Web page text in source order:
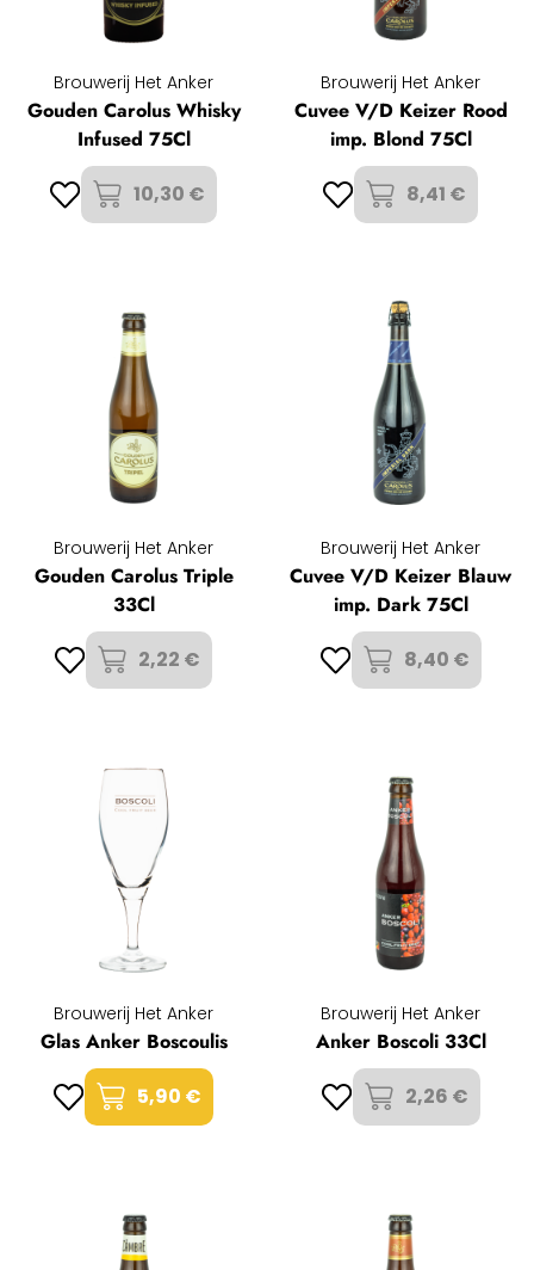
Brouwerij Het Anker
Gouden Carolus Whisky
Infused 75Cl
10,30 €
Brouwerij Het Anker
Cuvee V/D Keizer Rood
imp. Blond 75Cl
8,41 €
Brouwerij Het Anker
Gouden Carolus Triple
33Cl
2,22 €
Brouwerij Het Anker
Cuvee V/D Keizer Blauw
imp. Dark 75Cl
8,40 €
Brouwerij Het Anker
Glas Anker Boscoulis
5,90 €
Brouwerij Het Anker
Anker Boscoli 33Cl
2,26 €